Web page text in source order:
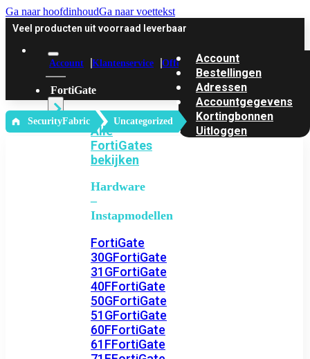
Ga naar hoofdinhoudGa naar voettekst
Veel producten uit voorraad leverbaar
Account Klantenservice Offerte
FortiGate
Alle
FortiGates
bekijken
Hardware
–
Instapmodellen
FortiGate
30GFortiGate
31GFortiGate
40FFortiGate
50GFortiGate
51GFortiGate
60FFortiGate
61FFortiGate
Account
Bestellingen
Adressen
Accountgegevens
Kortingbonnen
Uitloggen
‎ SecurityFabric Uncategorized